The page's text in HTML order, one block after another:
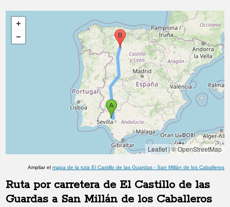
Leaflet|© OpenStreetMap
Ampliar el mapa de la ruta El Castillo de las Guardas- San Millán de los Caballeros
Ruta por carretera de El Castillo de las
Guardas a San Millán de los Caballeros